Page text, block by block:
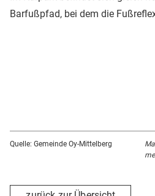
Barfußpfad, bei dem die
Quelle: Gemeinde Oy-Mittelberg